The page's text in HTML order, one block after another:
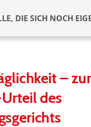
DIE SICH NOCH
–
des